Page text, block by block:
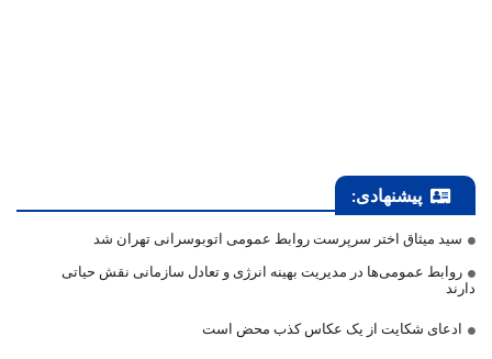
پیشنهادی:
سید میثاق اختر سرپرست روابط عمومی اتوبوسرانی تهران شد
روابط عمومی‌ها در مدیریت بهینه انرژی و تعادل سازمانی نقش حیاتی
دارند
ادعای شکایت از یک عکاس کذب محض است